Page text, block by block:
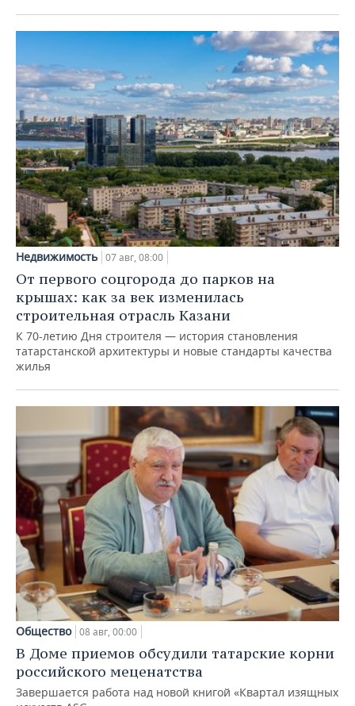
Недвижимость 07 авг, 08:00
От первого соцгорода до парков на
крышах: как за век изменилась
строительная отрасль Казани
К 70-летию Дня строителя — история становления
татарстанской архитектуры и новые стандарты качества
жилья
Общество 08 авг, 00:00
В Доме приемов обсудили татарские корни
российского меценатства
Завершается работа над новой книгой «Квартал изящных